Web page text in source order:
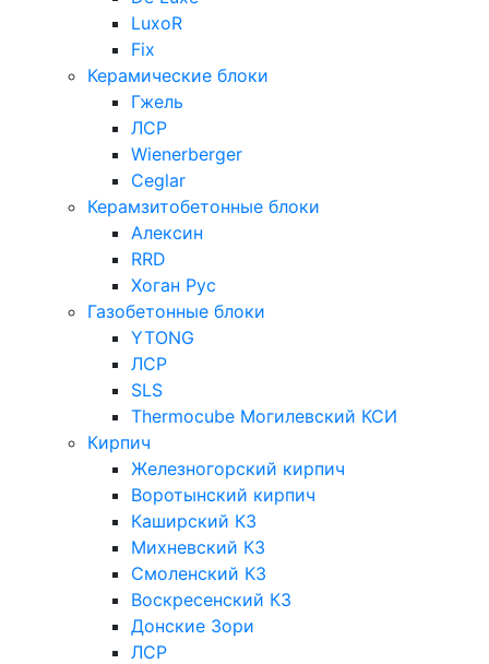
LuxoR
Fix
Керамические блоки
Гжель
ЛСР
Wienerberger
Ceglar
Керамзитобетонные блоки
Алексин
RRD
Хоган Рус
Газобетонные блоки
YTONG
ЛСР
SLS
Thermocube Могилевский КСИ
Кирпич
Железногорский кирпич
Воротынский кирпич
Каширский КЗ
Михневский КЗ
Смоленский КЗ
Воскресенский КЗ
Донские Зори
ЛСР